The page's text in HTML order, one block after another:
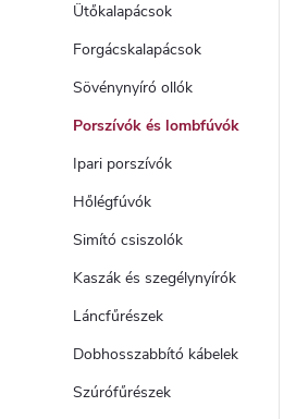
Ütőkalapácsok
Forgácskalapácsok
Sövénynyíró ollók
Porszívók és lombfúvók
Ipari porszívók
Hőlégfúvók
Simító csiszolók
Kaszák és szegélynyírók
Láncfűrészek
Dobhosszabbító kábelek
Szúrófűrészek